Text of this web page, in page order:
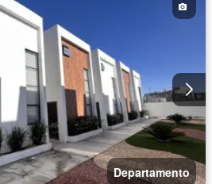
Departamento